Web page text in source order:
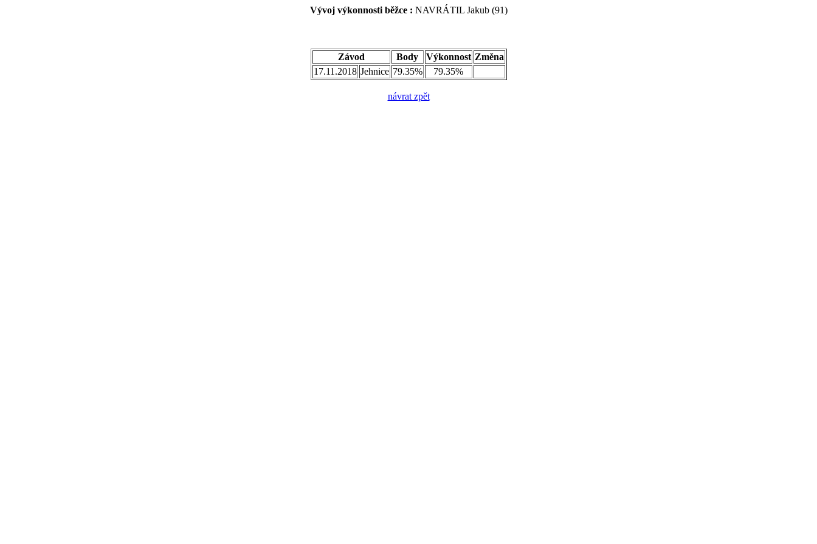
Vývoj výkonnosti běžce : NAVRÁTIL Jakub (91)
Závod Body Výkonnost Změna
17.11.2018 Jehnice 79.35% 79.35%
návrat zpět